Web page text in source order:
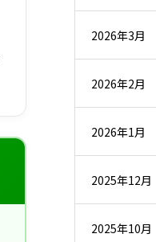
2026年3月
2026年2月
2026年1月
2025年12月
2025年10月